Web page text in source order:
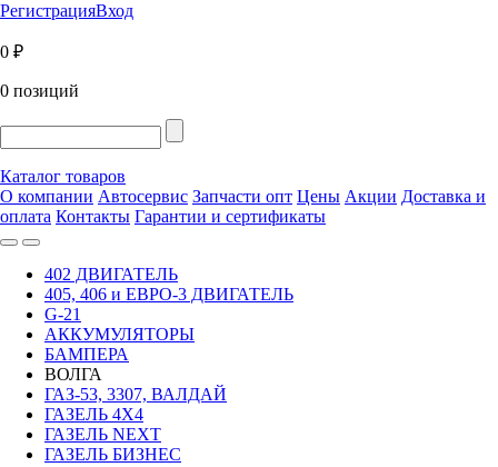
РегистрацияВход
0 ₽
0 позиций
Каталог товаров
О компании Автосервис Запчасти опт Цены Акции Доставка и
оплата Контакты Гарантии и сертификаты
402 ДВИГАТЕЛЬ
405, 406 и ЕВРО-3 ДВИГАТЕЛЬ
G-21
АККУМУЛЯТОРЫ
БАМПЕРА
ВОЛГА
ГАЗ-53, 3307, ВАЛДАЙ
ГАЗЕЛЬ 4Х4
ГАЗЕЛЬ NEXT
ГАЗЕЛЬ БИЗНЕС